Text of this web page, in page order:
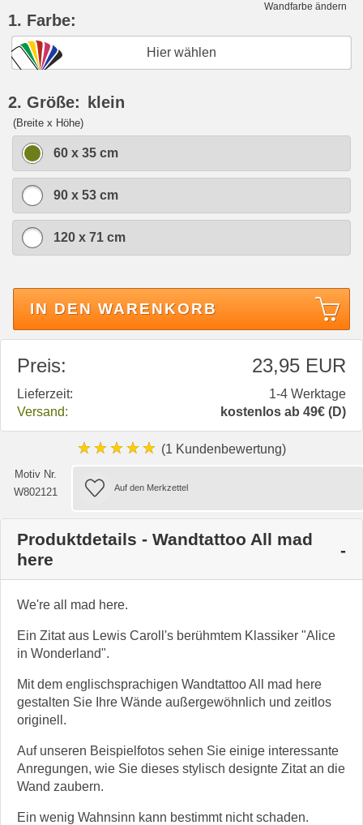
Wandfarbe ändern
1. Farbe:
Hier wählen
2. Größe: klein
(Breite x Höhe)
60 x 35 cm
90 x 53 cm
120 x 71 cm
IN DEN WARENKORB
Preis: 23,95 EUR
Lieferzeit:
1-4 Werktage
Versand:
kostenlos ab 49€ (D)
★★★★★ (1 Kundenbewertung)
Motiv Nr.
W802121
Produktdetails - Wandtattoo All mad
here
We're all mad here.
Ein Zitat aus Lewis Caroll's berühmtem Klassiker "Alice
in Wonderland".
Mit dem englischsprachigen Wandtattoo All mad here
gestalten Sie Ihre Wände außergewöhnlich und zeitlos
originell.
Auf unseren Beispielfotos sehen Sie einige interessante
Anregungen, wie Sie dieses stylisch designte Zitat an die
Wand zaubern.
Ein wenig Wahnsinn kann bestimmt nicht schaden.